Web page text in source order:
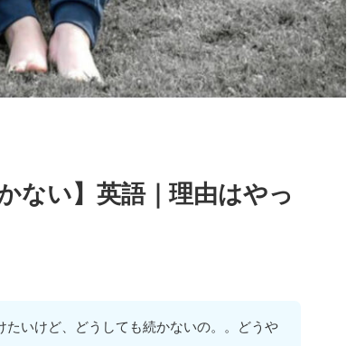
ない】英語｜理由はやっ
たいけど、どうしても続かないの。。どうや